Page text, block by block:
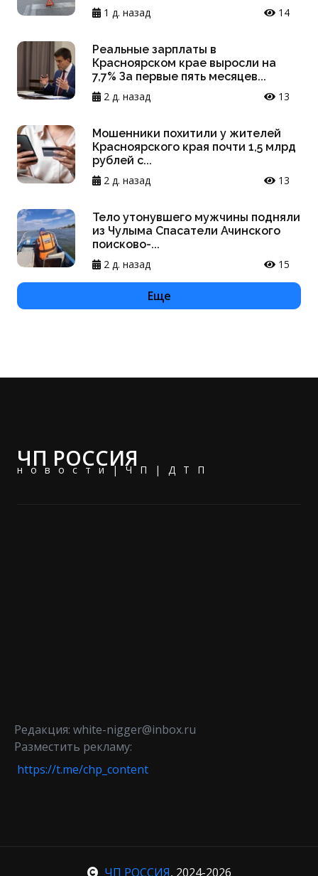
1 д. назад
14
Реальные зарплаты в
Красноярском крае выросли на
7,7% За первые пять месяцев...
2 д. назад
13
Мошенники похитили у жителей
Красноярского края почти 1,5 млрд
рублей с...
2 д. назад
13
Тело утонувшего мужчины подняли
из Чулыма Спасатели Ачинского
поисково-...
2 д. назад
15
Еще
ЧП РОССИЯ
новости|ЧП|ДТП
Редакция: white-nigger@inbox.ru
Разместить рекламу:
https://t.me/chp_content
ЧП РОССИЯ, 2024-2026